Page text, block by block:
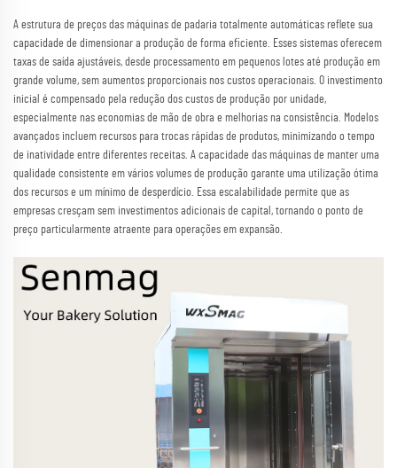
A estrutura de preços das máquinas de padaria totalmente automáticas reflete sua
capacidade de dimensionar a produção de forma eficiente. Esses sistemas oferecem
taxas de saída ajustáveis, desde processamento em pequenos lotes até produção em
grande volume, sem aumentos proporcionais nos custos operacionais. O investimento
inicial é compensado pela redução dos custos de produção por unidade,
especialmente nas economias de mão de obra e melhorias na consistência. Modelos
avançados incluem recursos para trocas rápidas de produtos, minimizando o tempo
de inatividade entre diferentes receitas. A capacidade das máquinas de manter uma
qualidade consistente em vários volumes de produção garante uma utilização ótima
dos recursos e um mínimo de desperdício. Essa escalabilidade permite que as
empresas cresçam sem investimentos adicionais de capital, tornando o ponto de
preço particularmente atraente para operações em expansão.